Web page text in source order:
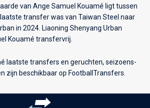
van Ange Samuel Kouamé ligt tussen
transfer was van Taiwan Steel naar
in 2024. Liaoning Shenyang Urban
Kouamé transfervrij.
laatste transfers en geruchten, seizoens-
zijn beschikbaar op FootballTransfers.